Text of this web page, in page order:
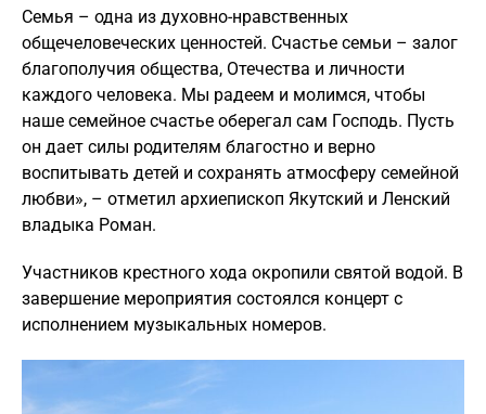
Семья – одна из духовно-нравственных
общечеловеческих ценностей. Счастье семьи – залог
благополучия общества, Отечества и личности
каждого человека. Мы радеем и молимся, чтобы
наше семейное счастье оберегал сам Господь. Пусть
он дает силы родителям благостно и верно
воспитывать детей и сохранять атмосферу семейной
любви», – отметил архиепископ Якутский и Ленский
владыка Роман.
Участников крестного хода окропили святой водой. В
завершение мероприятия состоялся концерт с
исполнением музыкальных номеров.